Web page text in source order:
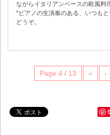
ながらイタリアンベースの欧風料
*ピアノの生演奏のある、いつも
どうぞ。
Page 4 / 13 « ‹